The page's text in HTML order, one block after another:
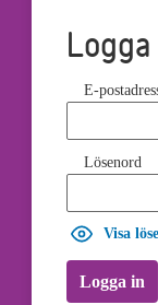
E-
Lösenord
Visa
Logga in